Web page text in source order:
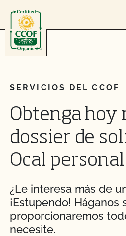
SERVICIOS DEL CCOF
Obtenga hoy
dossier de
Ocal
¿Le interesa más de
¡Estupendo! Háganos
proporcionaremos
necesite.